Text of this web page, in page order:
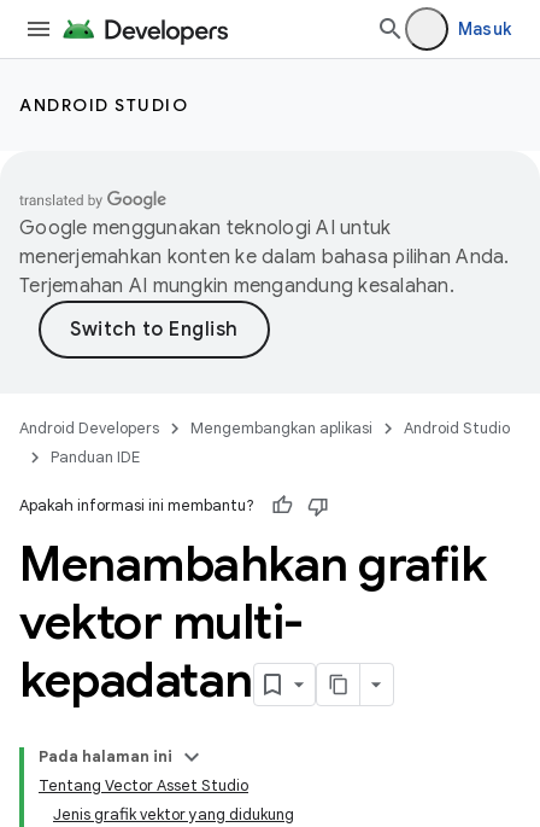
Masuk
ANDROID STUDIO
Google menggunakan teknologi AI untuk
menerjemahkan konten ke dalam bahasa pilihan Anda.
Terjemahan AI mungkin mengandung kesalahan.
Android Developers Mengembangkan aplikasi
Android Studio
Panduan IDE
Apakah informasi ini membantu?
Menambahkan grafik
vektor multi-
kepadatan
Pada halaman ini
Tentang Vector Asset Studio
Jenis grafik vektor yang didukung